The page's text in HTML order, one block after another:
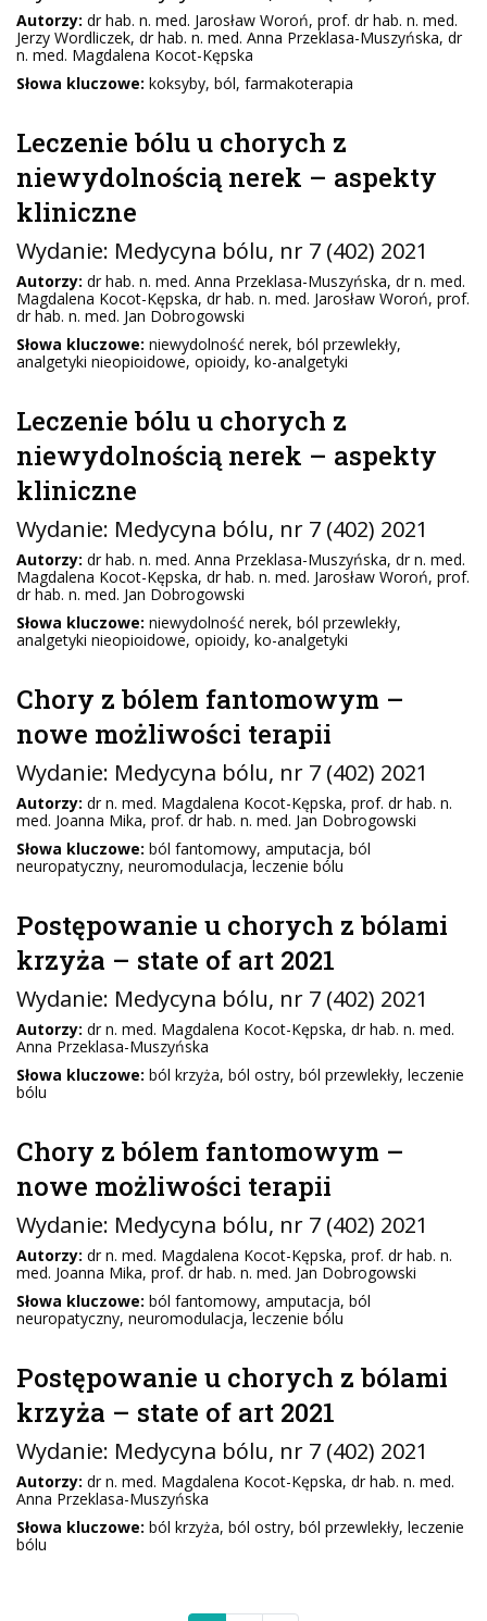
Autorzy: dr hab. n. med. Jarosław Woroń, prof. dr hab. n. med.
Jerzy Wordliczek, dr hab. n. med. Anna Przeklasa-Muszyńska, dr
n. med. Magdalena Kocot-Kępska
Słowa kluczowe: koksyby, ból, farmakoterapia
Leczenie bólu u chorych z
niewydolnością nerek – aspekty
kliniczne
Wydanie: Medycyna bólu, nr 7 (402) 2021
Autorzy: dr hab. n. med. Anna Przeklasa-Muszyńska, dr n. med.
Magdalena Kocot-Kępska, dr hab. n. med. Jarosław Woroń, prof.
dr hab. n. med. Jan Dobrogowski
Słowa kluczowe: niewydolność nerek, ból przewlekły,
analgetyki nieopioidowe, opioidy, ko-analgetyki
Leczenie bólu u chorych z
niewydolnością nerek – aspekty
kliniczne
Wydanie: Medycyna bólu, nr 7 (402) 2021
Autorzy: dr hab. n. med. Anna Przeklasa-Muszyńska, dr n. med.
Magdalena Kocot-Kępska, dr hab. n. med. Jarosław Woroń, prof.
dr hab. n. med. Jan Dobrogowski
Słowa kluczowe: niewydolność nerek, ból przewlekły,
analgetyki nieopioidowe, opioidy, ko-analgetyki
Chory z bólem fantomowym –
nowe możliwości terapii
Wydanie: Medycyna bólu, nr 7 (402) 2021
Autorzy: dr n. med. Magdalena Kocot-Kępska, prof. dr hab. n.
med. Joanna Mika, prof. dr hab. n. med. Jan Dobrogowski
Słowa kluczowe: ból fantomowy, amputacja, ból
neuropatyczny, neuromodulacja, leczenie bólu
Postępowanie u chorych z bólami
krzyża – state of art 2021
Wydanie: Medycyna bólu, nr 7 (402) 2021
Autorzy: dr n. med. Magdalena Kocot-Kępska, dr hab. n. med.
Anna Przeklasa-Muszyńska
Słowa kluczowe: ból krzyża, ból ostry, ból przewlekły, leczenie
bólu
Chory z bólem fantomowym –
nowe możliwości terapii
Wydanie: Medycyna bólu, nr 7 (402) 2021
Autorzy: dr n. med. Magdalena Kocot-Kępska, prof. dr hab. n.
med. Joanna Mika, prof. dr hab. n. med. Jan Dobrogowski
Słowa kluczowe: ból fantomowy, amputacja, ból
neuropatyczny, neuromodulacja, leczenie bólu
Postępowanie u chorych z bólami
krzyża – state of art 2021
Wydanie: Medycyna bólu, nr 7 (402) 2021
Autorzy: dr n. med. Magdalena Kocot-Kępska, dr hab. n. med.
Anna Przeklasa-Muszyńska
Słowa kluczowe: ból krzyża, ból ostry, ból przewlekły, leczenie
bólu